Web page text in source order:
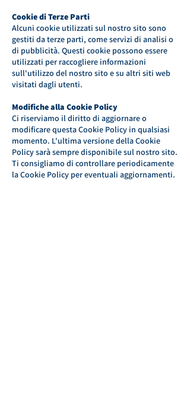
Cookie di Terze Parti
Alcuni cookie utilizzati sul nostro sito sono
gestiti da terze parti, come servizi di analisi o
di pubblicità. Questi cookie possono essere
utilizzati per raccogliere informazioni
sull'utilizzo del nostro sito e su altri siti web
visitati dagli utenti.
Modifiche alla Cookie Policy
Ci riserviamo il diritto di aggiornare o
modificare questa Cookie Policy in qualsiasi
momento. L'ultima versione della Cookie
Policy sarà sempre disponibile sul nostro sito.
Ti consigliamo di controllare periodicamente
la Cookie Policy per eventuali aggiornamenti.